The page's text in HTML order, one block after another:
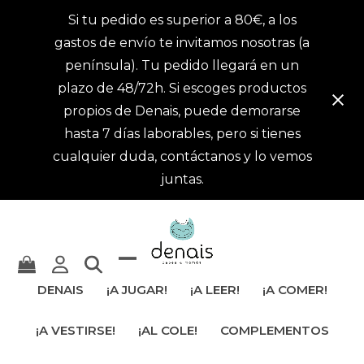
Si tu pedido es superior a 80€, a los
gastos de envío te invitamos nosotras (a
península). Tu pedido llegará en un
plazo de 48/72h. Si escoges productos
propios de Denais, puede demorarse
hasta 7 días laborables, pero si tienes
cualquier duda, contáctanos y lo vemos
juntas.
ocultar
móvil
DENAIS ¡A JUGAR! ¡A LEER! ¡A COMER!
¡A VESTIRSE! ¡AL COLE! COMPLEMENTOS